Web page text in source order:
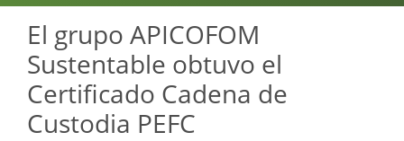
El grupo APICOFOM
Sustentable obtuvo el
Certificado Cadena de
Custodia PEFC